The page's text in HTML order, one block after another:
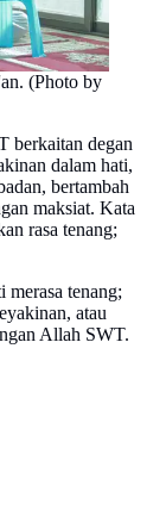
(Photo by
berkaitan degan
dalam hati,
bertambah
maksiat. Kata
rasa tenang;
tenang;
atau
Allah SWT.